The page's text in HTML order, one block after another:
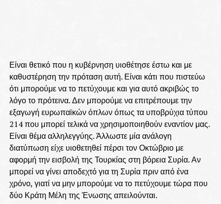
Είναι θετικό που η κυβέρνηση υιοθέτησε έστω και με
καθυστέρηση την πρόταση αυτή. Είναι κάτι που πιστεύω
ότι μπορούμε να το πετύχουμε και για αυτό ακριβώς το
λόγο το πρότεινα. Δεν μπορούμε να επιτρέπουμε την
εξαγωγή ευρωπαϊκών όπλων όπως τα υποβρύχια τύπου
214 που μπορεί τελικά να χρησιμοποιηθούν εναντίον μας.
Είναι θέμα αλληλεγγύης. Άλλωστε μία ανάλογη
διατύπωση είχε υιοθετηθεί πέρσι τον Οκτώβριο με
αφορμή την εισβολή της Τουρκίας στη βόρεια Συρία. Αν
μπορεί να γίνει αποδεχτό για τη Συρία πριν από ένα
χρόνο, γιατί να μην μπορούμε να το πετύχουμε τώρα που
δύο Κράτη Μέλη της Ένωσης απειλούνται.